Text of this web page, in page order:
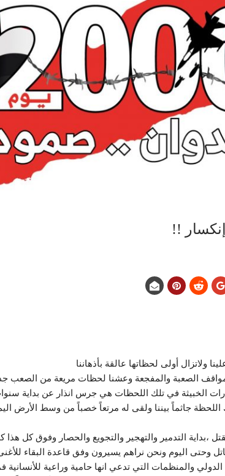
ولاتزال أولى لحظاتها عالقة بأذهاننا
الصعبة والمفجعة وعشنا لحظات مريعة من الصعب
الخبيثة في تلك اللحظات هي جرس انذار عن بداية
جاثماً بيننا ولقى له مرتعاً خصباً من وسط الأرض
،بداية التدمير والتهجير والتجويع والحصار وفوق كل هذا
وحتى اليوم ونحن نراهم يسيرون وفق قاعدة البقاء
والمنظمات التي تدعي انها حامية وراعية